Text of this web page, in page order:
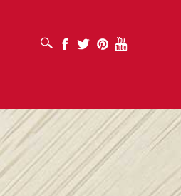
MỞ HỘP TÌM KIẾM Facebook
Twitter PinterestYoutube